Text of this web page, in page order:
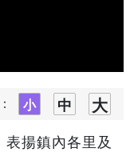
揚鎮內各里及